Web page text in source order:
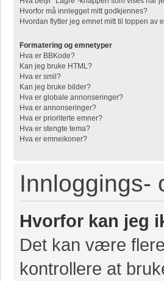
Hvorfor må innlegget mitt godkjennes?
Hvordan flytter jeg emnet mitt til toppen av
Formatering og emnetyper
Hva er BBKode?
Kan jeg bruke HTML?
Hva er smil?
Kan jeg bruke bilder?
Hva er globale annonseringer?
Hva er annonseringer?
Hva er prioriterte emner?
Hva er stengte tema?
Hva er emneikoner?
Innloggings-
Hvorfor kan jeg
Det kan være
kontrollere at